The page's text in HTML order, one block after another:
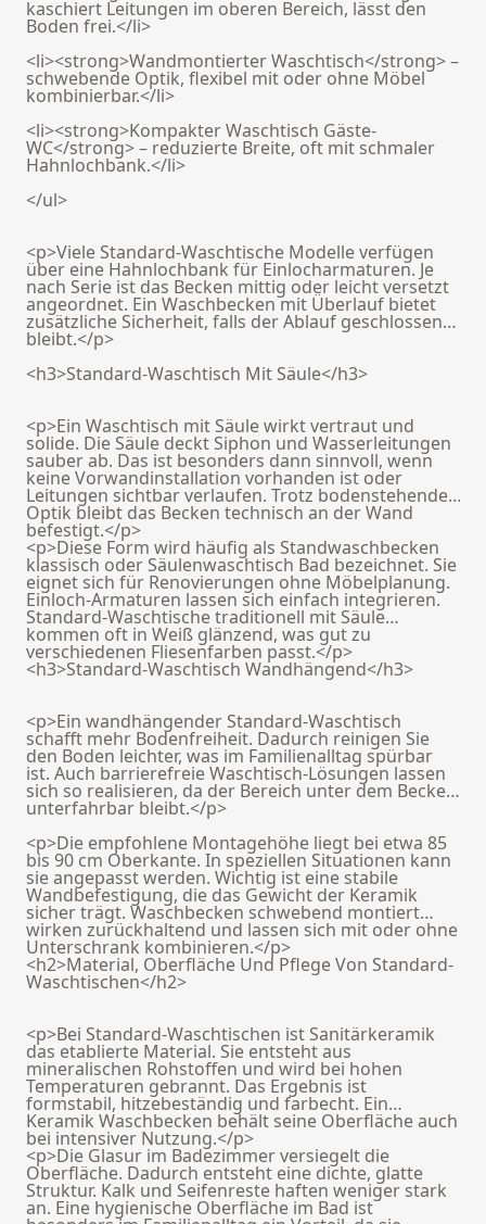
kaschiert Leitungen im oberen Bereich, lässt den
Boden frei.</li>
<li><strong>Wandmontierter Waschtisch</strong> –
schwebende Optik, flexibel mit oder ohne Möbel
kombinierbar.</li>
<li><strong>Kompakter Waschtisch Gäste-
WC</strong> – reduzierte Breite, oft mit schmaler
Hahnlochbank.</li>
</ul>
<p>Viele Standard-Waschtische Modelle verfügen
über eine Hahnlochbank für Einlocharmaturen. Je
nach Serie ist das Becken mittig oder leicht versetzt
angeordnet. Ein Waschbecken mit Überlauf bietet
zusätzliche Sicherheit, falls der Ablauf geschlossen
bleibt.</p>
<h3>Standard-Waschtisch Mit Säule</h3>
<p>Ein Waschtisch mit Säule wirkt vertraut und
solide. Die Säule deckt Siphon und Wasserleitungen
sauber ab. Das ist besonders dann sinnvoll, wenn
keine Vorwandinstallation vorhanden ist oder
Leitungen sichtbar verlaufen. Trotz bodenstehender
Optik bleibt das Becken technisch an der Wand
befestigt.</p>
<p>Diese Form wird häufig als Standwaschbecken
klassisch oder Säulenwaschtisch Bad bezeichnet. Sie
eignet sich für Renovierungen ohne Möbelplanung.
Einloch-Armaturen lassen sich einfach integrieren.
Standard-Waschtische traditionell mit Säule
kommen oft in Weiß glänzend, was gut zu
verschiedenen Fliesenfarben passt.</p>
<h3>Standard-Waschtisch Wandhängend</h3>
<p>Ein wandhängender Standard-Waschtisch
schafft mehr Bodenfreiheit. Dadurch reinigen Sie
den Boden leichter, was im Familienalltag spürbar
ist. Auch barrierefreie Waschtisch-Lösungen lassen
sich so realisieren, da der Bereich unter dem Becken
unterfahrbar bleibt.</p>
<p>Die empfohlene Montagehöhe liegt bei etwa 85
bis 90 cm Oberkante. In speziellen Situationen kann
sie angepasst werden. Wichtig ist eine stabile
Wandbefestigung, die das Gewicht der Keramik
sicher trägt. Waschbecken schwebend montiert
wirken zurückhaltend und lassen sich mit oder ohne
Unterschrank kombinieren.</p>
<h2>Material, Oberfläche Und Pflege Von Standard-
Waschtischen</h2>
<p>Bei Standard-Waschtischen ist Sanitärkeramik
das etablierte Material. Sie entsteht aus
mineralischen Rohstoffen und wird bei hohen
Temperaturen gebrannt. Das Ergebnis ist
formstabil, hitzebeständig und farbecht. Ein
Keramik Waschbecken behält seine Oberfläche auch
bei intensiver Nutzung.</p>
<p>Die Glasur im Badezimmer versiegelt die
Oberfläche. Dadurch entsteht eine dichte, glatte
Struktur. Kalk und Seifenreste haften weniger stark
an. Eine hygienische Oberfläche im Bad ist